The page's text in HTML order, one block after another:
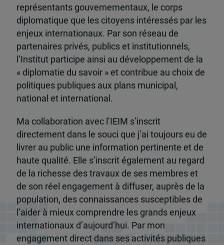
représentants gouvernementaux, le corps
diplomatique que les citoyens intéressés par les
enjeux internationaux. Par son réseau de
partenaires privés, publics et institutionnels,
l’Institut participe ainsi au développement de la
« diplomatie du savoir » et contribue au choix de
politiques publiques aux plans municipal,
national et international.
Ma collaboration avec l’IEIM s’inscrit
directement dans le souci que j’ai toujours eu de
livrer au public une information pertinente et de
haute qualité. Elle s’inscrit également au regard
de la richesse des travaux de ses membres et
de son réel engagement à diffuser, auprès de la
population, des connaissances susceptibles de
l’aider à mieux comprendre les grands enjeux
internationaux d’aujourd’hui. Par mon
engagement direct dans ses activités publiques